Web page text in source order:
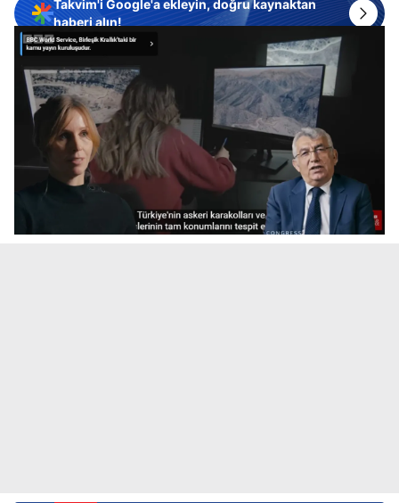
Takvim'i Google'a ekleyin, doğru kaynaktan
haberi alın!